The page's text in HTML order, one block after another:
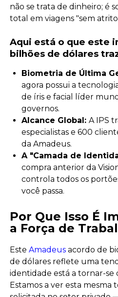
não se trata de dinheiro; é
total em viagens "sem
Aqui está o que este
bilhões de dólares
Biometria de Última
agora possui a
de íris e facial líder
governos.
Alcance Global: A IPS
especialistas e 600
da Amadeus.
A "Camada de
compra anterior da
controla todos os
você passa.
Por Que Isso É
a Força de
Este Amadeus acordo de
de dólares reflete uma
identidade está a tornar-se
Estamos a ver esta mesma